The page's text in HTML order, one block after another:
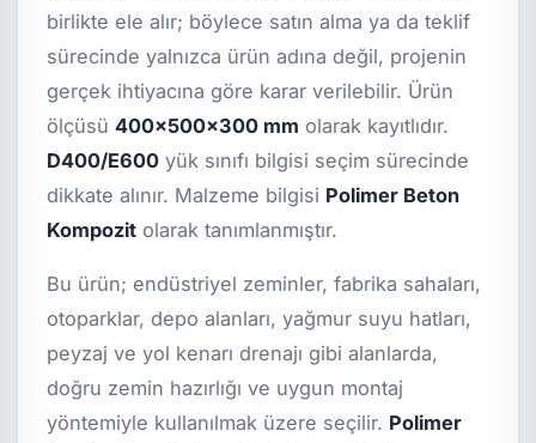
birlikte ele alır; böylece satın alma ya da teklif
sürecinde yalnızca ürün adına değil, projenin
gerçek ihtiyacına göre karar verilebilir. Ürün
ölçüsü400x500x300 mm olarak kayıtlıdır.
D400/E600 yük sınıfı bilgisi seçim sürecinde
dikkate alınır. Malzeme bilgisi Polimer Beton
Kompozit olarak tanımlanmıştır.
Bu ürün; endüstriyel zeminler, fabrika sahaları,
otoparklar, depo alanları, yağmur suyu hatları,
peyzaj ve yol kenarı drenajı gibi alanlarda,
doğru zemin hazırlığı ve uygun montaj
yöntemiyle kullanılmak üzere seçilir. Polimer